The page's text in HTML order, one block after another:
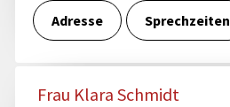
Adresse Sprechzeiten
Frau Klara Schmidt